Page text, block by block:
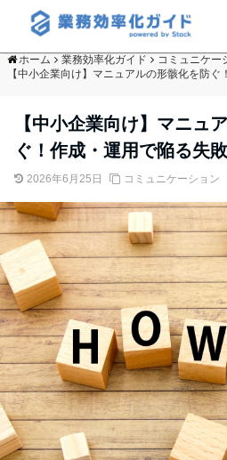
ホーム 業務効率化ガイド
コミュニケー
【中小企業向け】マニュアルの形骸化を防
【中小企業向け】マニュ
ぐ！作成・運用で陥る失
2026年6月25日 コミュニケーション